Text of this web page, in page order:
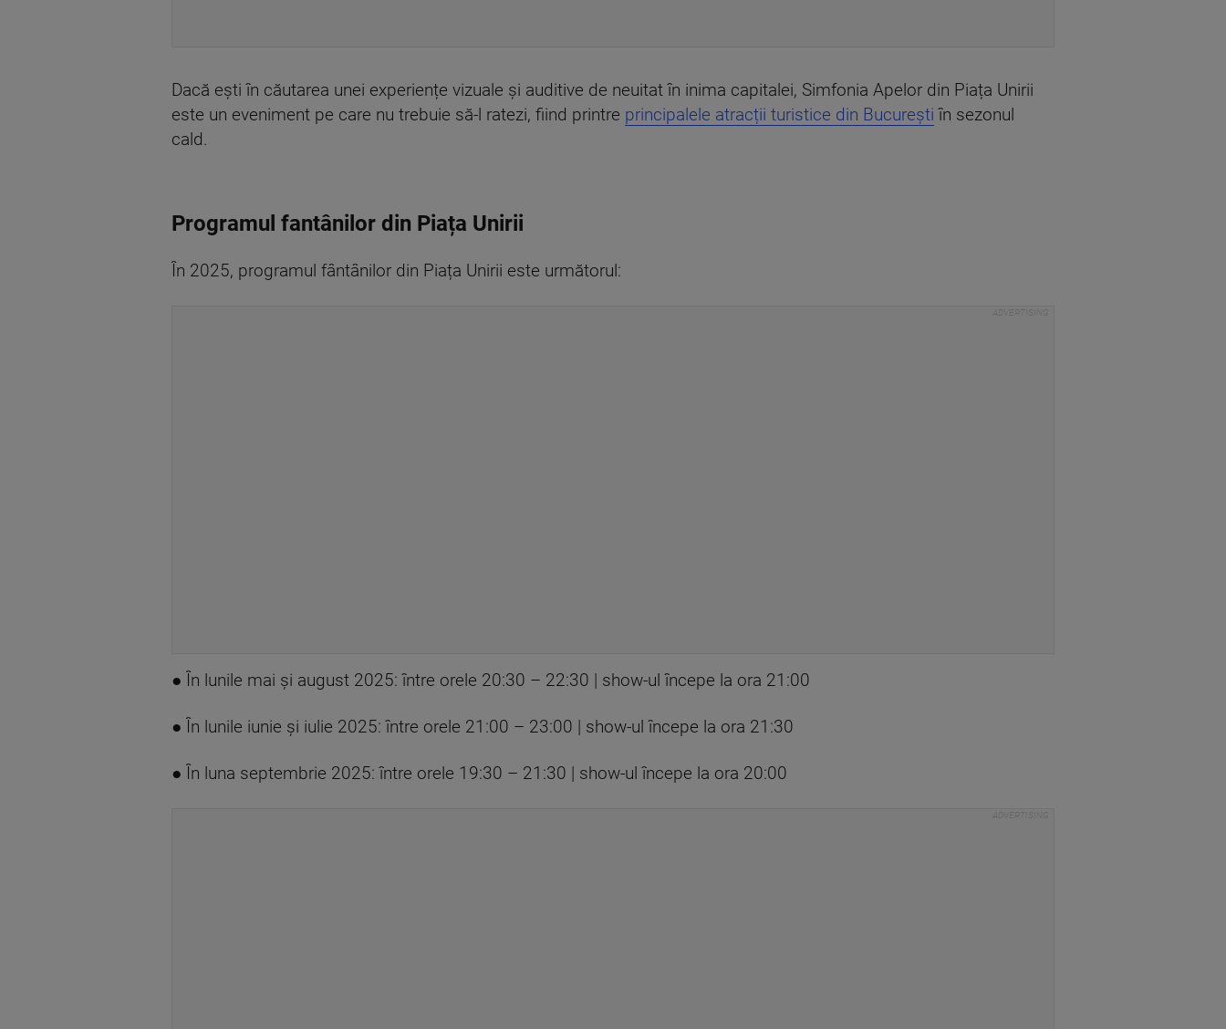
Dacă ești în căutarea unei experiențe vizuale și auditive de neuitat în inima capitalei, Simfonia Apelor din Piața Unirii
este un eveniment pe care nu trebuie să-l ratezi, fiind printre principalele atracții turistice din București în sezonul
cald.
Programul fantânilor din Piața Unirii
În 2025, programul fântânilor din Piața Unirii este următorul:
● În lunile mai și august 2025: între orele 20:30 – 22:30 | show-ul începe la ora 21:00
● În lunile iunie și iulie 2025: între orele 21:00 – 23:00 | show-ul începe la ora 21:30
● În luna septembrie 2025: între orele 19:30 – 21:30 | show-ul începe la ora 20:00